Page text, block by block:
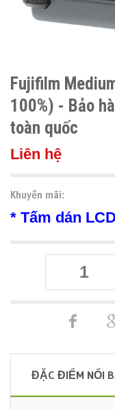
Fujifilm
100%) - Bảo
toàn quốc
Liên hệ
Khuyến mãi:
* Tấm dán LCD
ĐẶC ĐIỂM NỔI